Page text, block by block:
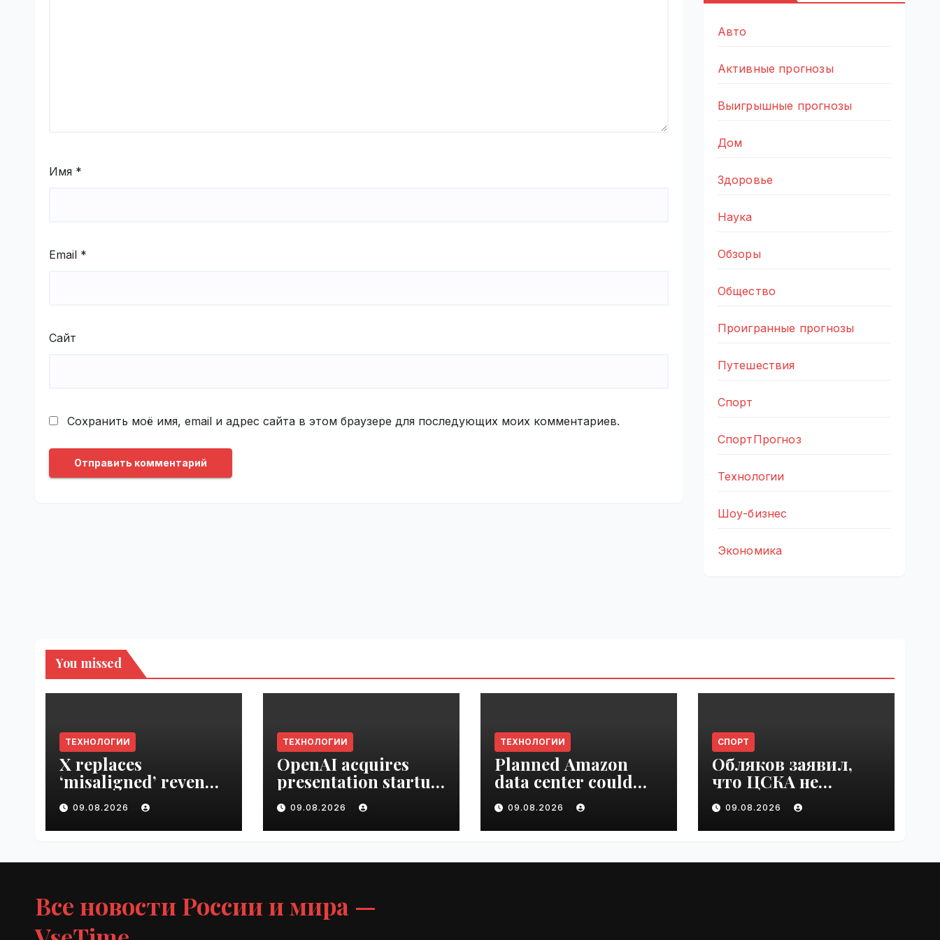
Имя *
Email *
Сайт
Сохранить моё имя, email и адрес сайта в этом браузере для последующих моих комментариев.
Авто
Активные прогнозы
Выигрышные прогнозы
Дом
Здоровье
Наука
Обзоры
Общество
Проигранные прогнозы
Путешествия
Спорт
СпортПрогноз
Технологии
Шоу-бизнес
Экономика
You missed
ТЕХНОЛОГИИ
X replaces
‘misaligned’ revenue
sharing program
with Original
Content Rewards |
09.08.2026
ТЕХНОЛОГИИ
OpenAI acquires
presentation startup
NextSlide |
VseTime.ru
09.08.2026
ТЕХНОЛОГИИ
Planned Amazon
data center could
become the biggest
climate polluter in
the U.S. | VseTime.ru
09.08.2026
СПОРТ
Обляков заявил,
что ЦСКА не
хватает Акинфеева
| VseTime.ru
09.08.2026
Все новости России и мира —